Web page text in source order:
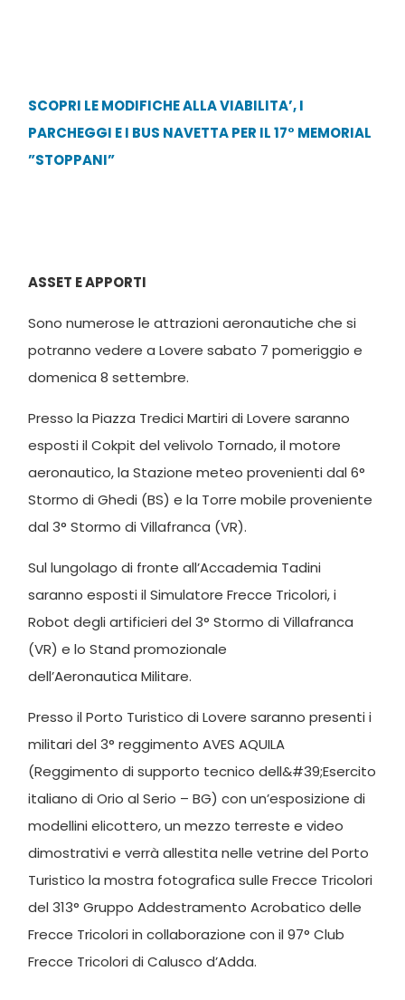
SCOPRI LE MODIFICHE ALLA VIABILITA’, I
PARCHEGGI E I BUS NAVETTA PER IL 17° MEMORIAL
”STOPPANI”
ASSET E APPORTI
Sono numerose le attrazioni aeronautiche che si
potranno vedere a Lovere sabato 7 pomeriggio e
domenica 8 settembre.
Presso la Piazza Tredici Martiri di Lovere saranno
esposti il Cokpit del velivolo Tornado, il motore
aeronautico, la Stazione meteo provenienti dal 6°
Stormo di Ghedi (BS) e la Torre mobile proveniente
dal 3° Stormo di Villafranca (VR).
Sul lungolago di fronte all’Accademia Tadini
saranno esposti il Simulatore Frecce Tricolori, i
Robot degli artificieri del 3° Stormo di Villafranca
(VR) e lo Stand promozionale
dell’Aeronautica Militare.
Presso il Porto Turistico di Lovere saranno presenti i
militari del 3° reggimento AVES AQUILA
(Reggimento di supporto tecnico dell&#39;Esercito
italiano di Orio al Serio – BG) con un’esposizione di
modellini elicottero, un mezzo terreste e video
dimostrativi e verrà allestita nelle vetrine del Porto
Turistico la mostra fotografica sulle Frecce Tricolori
del 313° Gruppo Addestramento Acrobatico delle
Frecce Tricolori in collaborazione con il 97° Club
Frecce Tricolori di Calusco d’Adda.